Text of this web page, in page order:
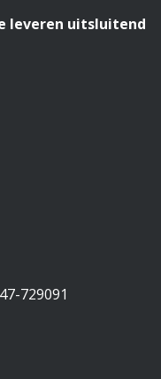
leveren uitsluitend
729091